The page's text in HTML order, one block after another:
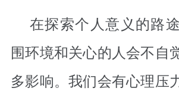
在探索个人意义的路
围环境和关心的人会不自
多影响。我们会有心理压